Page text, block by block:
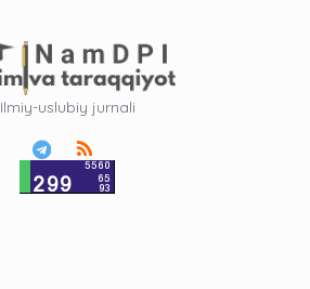
Ilmiy-uslubiy jurnali